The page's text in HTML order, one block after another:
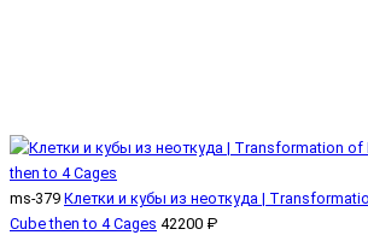
ms-379 Клетки и кубы из неоткуда |
Cube then to 4 Cages 42200 ₽